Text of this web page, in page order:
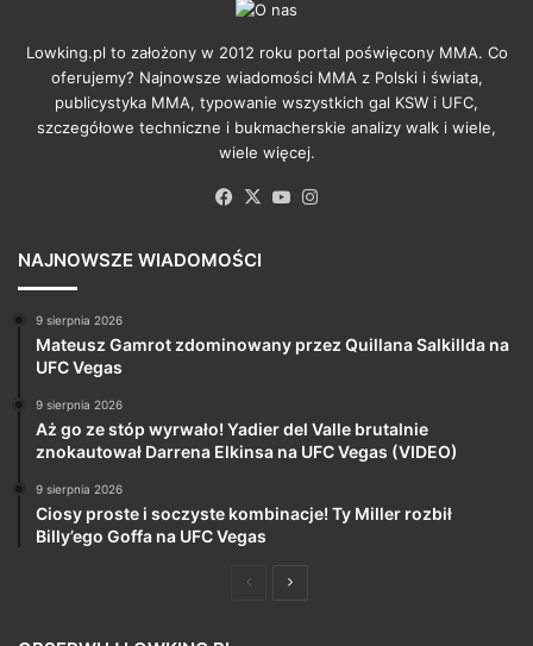
Lowking.pl to założony w 2012 roku portal poświęcony MMA. Co
oferujemy? Najnowsze wiadomości MMA z Polski i świata,
publicystyka MMA, typowanie wszystkich gal KSW i UFC,
szczegółowe techniczne i bukmacherskie analizy walk i wiele,
wiele więcej.
Facebook
X YouTube
NAJNOWSZE WIADOMOŚCI
9 sierpnia 2026
Mateusz Gamrot zdominowany przez Quillana Salkillda na
UFC Vegas
9 sierpnia 2026
Aż go ze stóp wyrwało! Yadier del Valle brutalnie
znokautował Darrena Elkinsa na UFC Vegas (VIDEO)
9 sierpnia 2026
Ciosy proste i soczyste kombinacje! Ty Miller rozbił
Billy’ego Goffa na UFC Vegas
PoprzedniaNastępna